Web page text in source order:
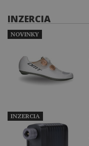
INZERCIA
NOVINKY
INZERCIA